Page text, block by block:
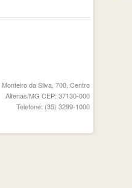
da Silva, 700, Centro
Alfenas/MG CEP: 37130-000
Telefone: (35) 3299-1000